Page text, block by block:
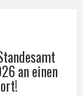
an einen